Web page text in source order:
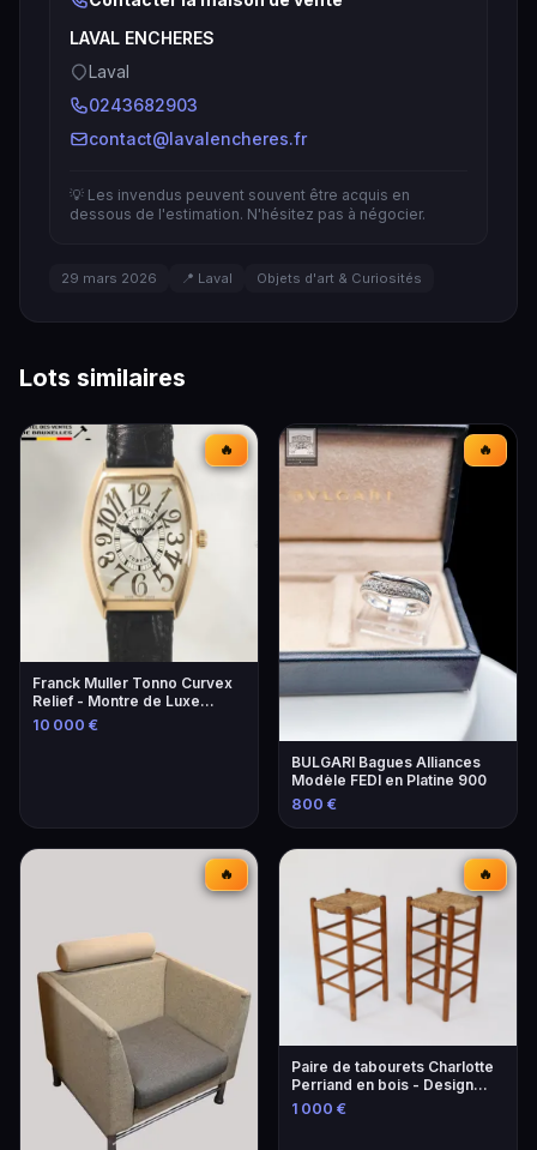
LAVAL ENCHERES
Laval
0243682903
contact@lavalencheres.fr
💡 Les invendus peuvent souvent être acquis en
dessous de l'estimation. N'hésitez pas à négocier.
29 mars 2026 📍 Laval Objets d'art & Curiosités
Lots similaires
🔥
Franck Muller Tonno Curvex
Relief - Montre de Luxe
Unique
10 000 €
🔥
BULGARI Bagues Alliances
Modèle FEDI en Platine 900
800 €
🔥 🔥
Paire de tabourets Charlotte
Perriand en bois - Design
iconique
1 000 €